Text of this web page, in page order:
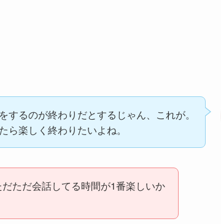
するのが終わりだとするじゃん、これが。
ら楽しく終わりたいよね。
ただ会話してる時間が1番楽しいか